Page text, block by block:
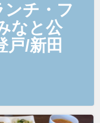
ンチ・フ
なと公
戸/新田